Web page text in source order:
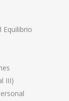
Equilibrio
III)